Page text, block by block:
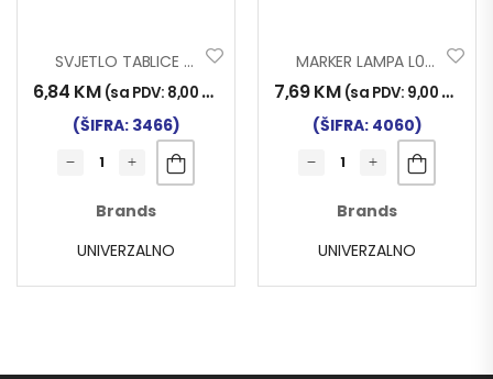
SVJETLO TABLICE 0064
6,84 KM (sa PDV: 8,00 KM
(ŠIFRA: 3466)
Brands
UNIVERZALNO
MARKER LAMPA L0195 2 LED 70mm BIJ.
7,69KM (sa PDV: 9,00 KM
(ŠIFRA: 4060)
Brands
UNIVERZALNO